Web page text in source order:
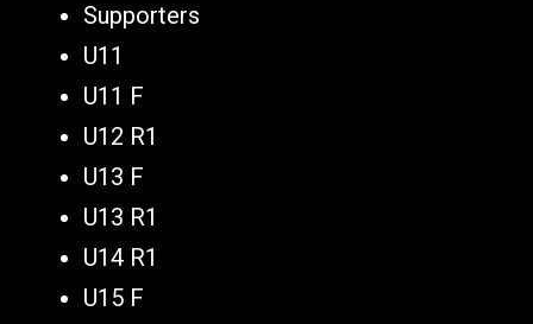
Supporters
U11
U11 F
U12 R1
U13 F
U13 R1
U14 R1
U15 F